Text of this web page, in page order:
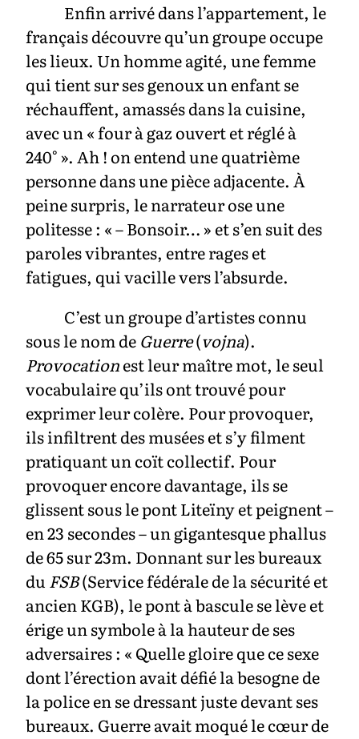
Enfin arrivé dans l’appartement, le
français découvre qu’un groupe occupe
les lieux. Un homme agité, une femme
qui tient sur ses genoux un enfant se
réchauffent, amassés dans la cuisine,
avec un « four à gaz ouvert et réglé à
240° ». Ah ! on entend une quatrième
personne dans une pièce adjacente. À
peine surpris, le narrateur ose une
politesse : « – Bonsoir… » et s’en suit des
paroles vibrantes, entre rages et
fatigues, qui vacille vers l’absurde.
C’est un groupe d’artistes connu
sous le nom de Guerre(vojna).
Provocationest leur maître mot, le seul
vocabulaire qu’ils ont trouvé pour
exprimer leur colère. Pour provoquer,
ils infiltrent des musées et s’y filment
pratiquant un coït collectif. Pour
provoquer encore davantage, ils se
glissent sous le pont Liteïny et peignent –
en 23 secondes – un gigantesque phallus
de 65 sur 23m. Donnant sur les bureaux
du FSB(Service fédérale de la sécurité et
ancien KGB), le pont à bascule se lève et
érige un symbole à la hauteur de ses
adversaires : « Quelle gloire que ce sexe
dont l’érection avait défié la besogne de
la police en se dressant juste devant ses
bureaux. Guerre avait moqué le cœur de